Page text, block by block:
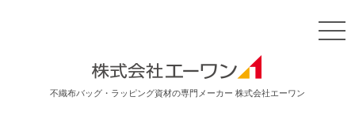
不織布バッグ・ラッピング資材の専門メーカー 株式会社エーワン